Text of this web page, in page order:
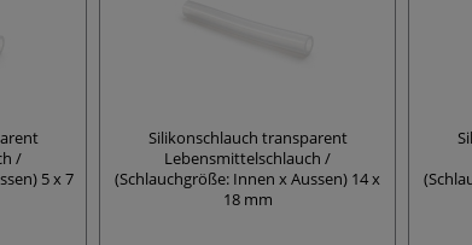
/
5 x 7
Silikonschlauch transparent
Lebensmittelschlauch /
(Schlauchgröße: Innen x Aussen) 14 x
18 mm